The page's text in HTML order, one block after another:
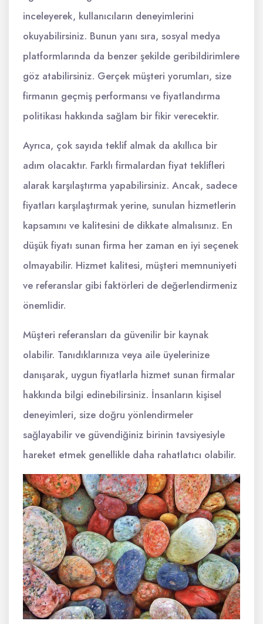
inceleyerek, kullanıcıların deneyimlerini
okuyabilirsiniz. Bunun yanı sıra, sosyal medya
platformlarında da benzer şekilde geribildirimlere
göz atabilirsiniz. Gerçek müşteri yorumları, size
firmanın geçmiş performansı ve fiyatlandırma
politikası hakkında sağlam bir fikir verecektir.
Ayrıca, çok sayıda teklif almak da akıllıca bir
adım olacaktır. Farklı firmalardan fiyat teklifleri
alarak karşılaştırma yapabilirsiniz. Ancak, sadece
fiyatları karşılaştırmak yerine, sunulan hizmetlerin
kapsamını ve kalitesini de dikkate almalısınız. En
düşük fiyatı sunan firma her zaman en iyi seçenek
olmayabilir. Hizmet kalitesi, müşteri memnuniyeti
ve referanslar gibi faktörleri de değerlendirmeniz
önemlidir.
Müşteri referansları da güvenilir bir kaynak
olabilir. Tanıdıklarınıza veya aile üyelerinize
danışarak, uygun fiyatlarla hizmet sunan firmalar
hakkında bilgi edinebilirsiniz. İnsanların kişisel
deneyimleri, size doğru yönlendirmeler
sağlayabilir ve güvendiğiniz birinin tavsiyesiyle
hareket etmek genellikle daha rahatlatıcı olabilir.